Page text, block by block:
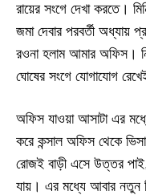
রায়ের সংগে দেখা করতে।
জমা দেবার পরবর্তী অধ্যায়
রওনা হলাম আমার অফিস।
ঘোষের সংগে যোগাযোগ
অফিস যাওয়া আসাটা এর
করে কন্সাল অফিস থেকে
রোজই বাড়ী এসে উত্তর পাই
যায়। এর মধ্যে আবার নতুন